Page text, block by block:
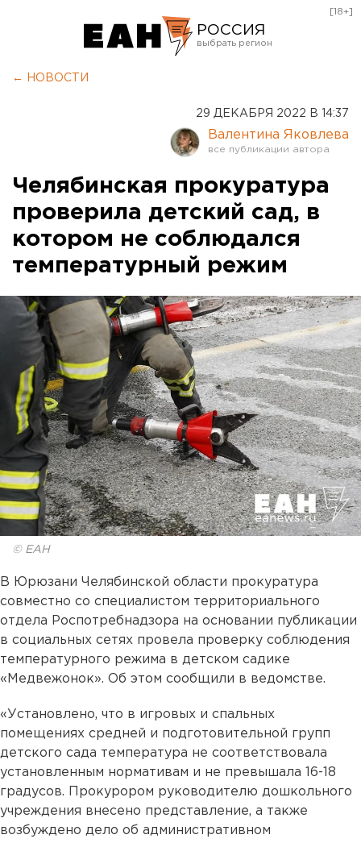
РОССИЯ
Оренбург
[18+]
← НОВОСТИ
29 ДЕКАБРЯ 2022 В 14:37
Валентина Яковлева
Челябинская прокуратура
проверила детский сад, в
котором не соблюдался
температурный режим
© ЕАН
В Юрюзани Челябинской области прокуратура
совместно со специалистом территориального
отдела Роспотребнадзора на основании публикации
в социальных сетях провела проверку соблюдения
температурного режима в детском садике
«Медвежонок». Об этом сообщили в ведомстве.
«Установлено, что в игровых и спальных
помещениях средней и подготовительной групп
детского сада температура не соответствовала
установленным нормативам и не превышала 16-18
градусов. Прокурором руководителю дошкольного
учреждения внесено представление, а также
возбуждено дело об административном